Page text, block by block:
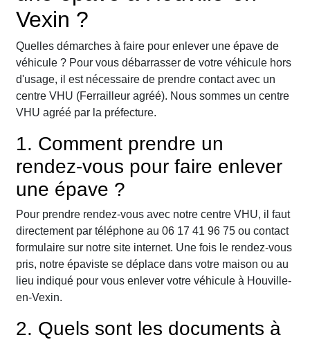
Vexin ?
Quelles démarches à faire pour enlever une épave de
véhicule ? Pour vous débarrasser de votre véhicule hors
d'usage, il est nécessaire de prendre contact avec un
centre VHU (Ferrailleur agréé). Nous sommes un centre
VHU agréé par la préfecture.
1. Comment prendre un
rendez-vous pour faire enlever
une épave ?
Pour prendre rendez-vous avec notre centre VHU, il faut
directement par téléphone au 06 17 41 96 75 ou contact
formulaire sur notre site internet. Une fois le rendez-vous
pris, notre épaviste se déplace dans votre maison ou au
lieu indiqué pour vous enlever votre véhicule à Houville-
en-Vexin.
2. Quels sont les documents à